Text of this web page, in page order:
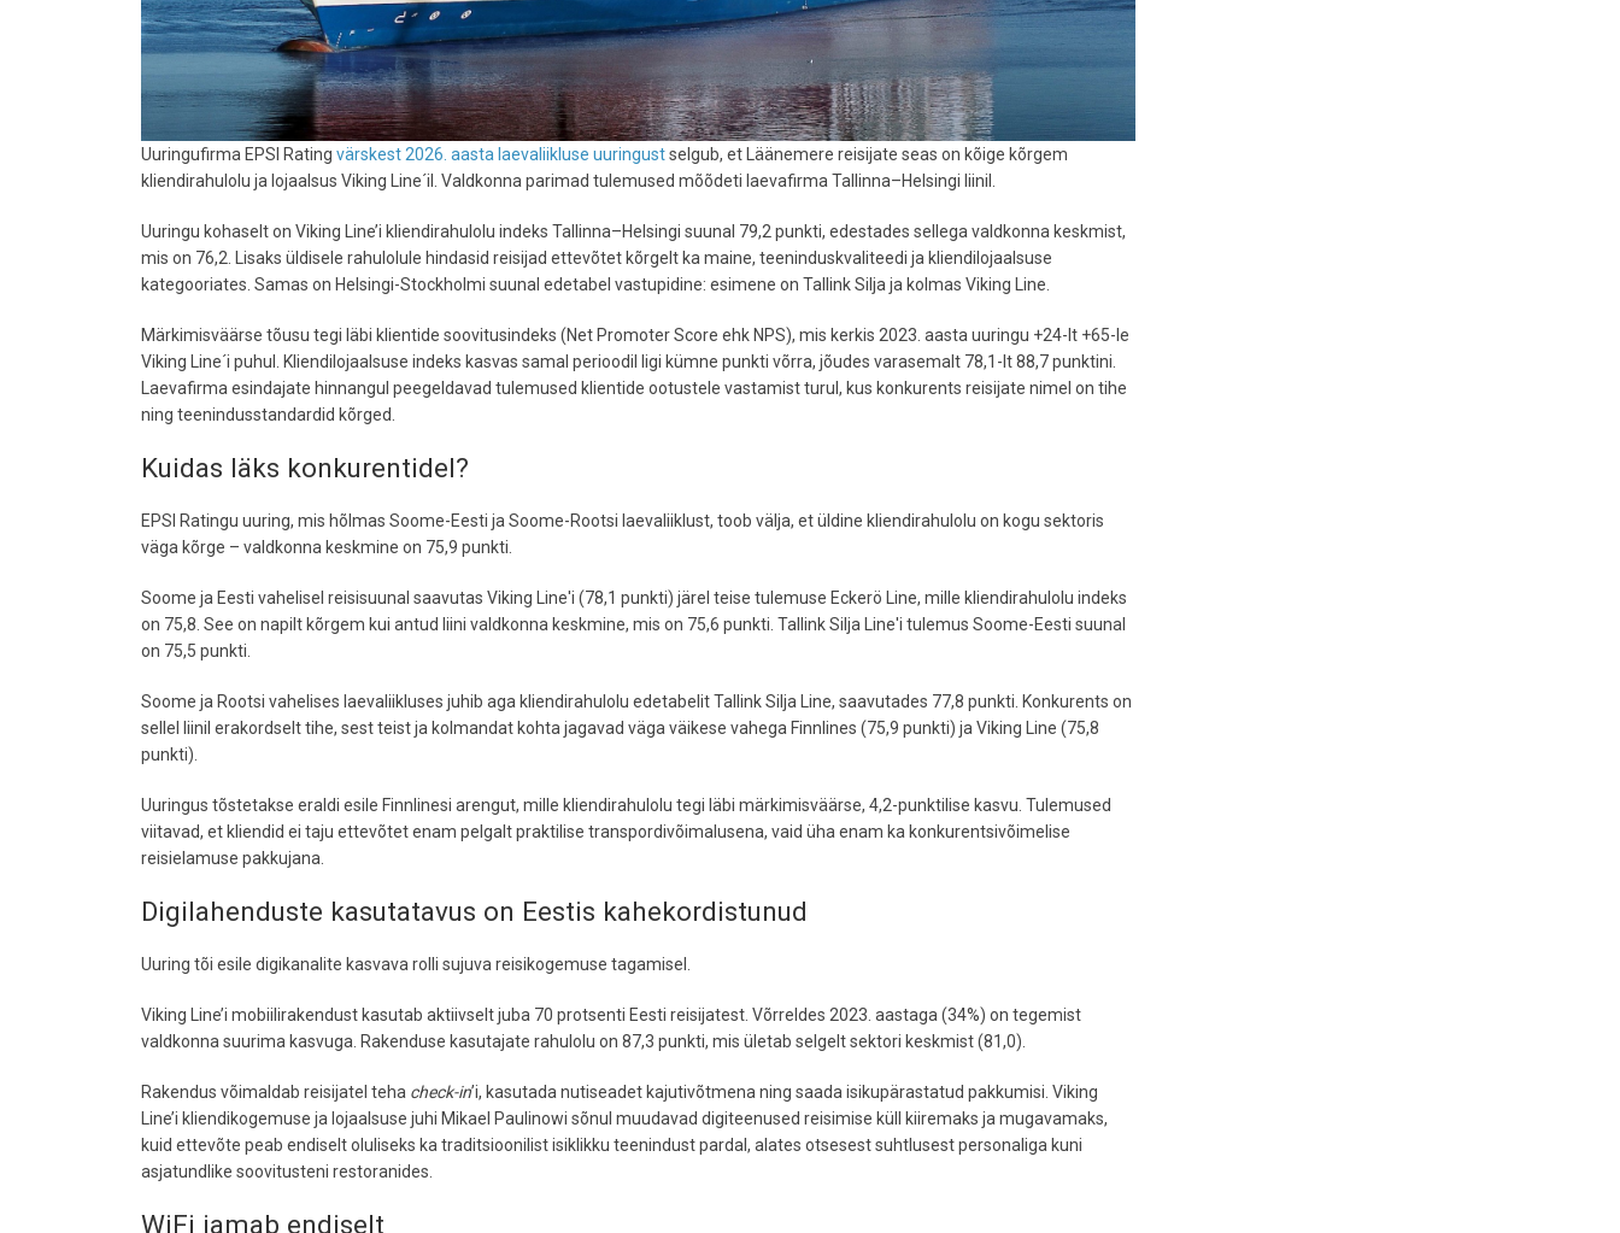
Uuringufirma EPSI Rating värskest 2026. aasta laevaliikluse uuringustselgub, et Läänemere reisijate seas on kõige kõrgem
kliendirahulolu ja lojaalsus Viking Line´il. Valdkonna parimad tulemused mõõdeti laevafirma Tallinna–Helsingi liinil.
Uuringu kohaselt on Viking Line’i kliendirahulolu indeks Tallinna–Helsingi suunal 79,2 punkti, edestades sellega valdkonna keskmist,
mis on 76,2. Lisaks üldisele rahulolule hindasid reisijad ettevõtet kõrgelt ka maine, teeninduskvaliteedi ja kliendilojaalsuse
kategooriates. Samas on Helsingi-Stockholmi suunal edetabel vastupidine: esimene on Tallink Silja ja kolmas Viking Line.
Märkimisväärse tõusu tegi läbi klientide soovitusindeks (Net Promoter Score ehk NPS), mis kerkis 2023. aasta uuringu +24-lt +65-le
Viking Line´i puhul. Kliendilojaalsuse indeks kasvas samal perioodil ligi kümne punkti võrra, jõudes varasemalt 78,1-lt 88,7 punktini.
Laevafirma esindajate hinnangul peegeldavad tulemused klientide ootustele vastamist turul, kus konkurents reisijate nimel on tihe
ning teenindusstandardid kõrged.
Kuidas läks konkurentidel?
EPSI Ratingu uuring, mis hõlmas Soome-Eesti ja Soome-Rootsi laevaliiklust, toob välja, et üldine kliendirahulolu on kogu sektoris
väga kõrge – valdkonna keskmine on 75,9 punkti.
Soome ja Eesti vahelisel reisisuunal saavutas Viking Line'i (78,1 punkti) järel teise tulemuse Eckerö Line, mille kliendirahulolu indeks
on 75,8. See on napilt kõrgem kui antud liini valdkonna keskmine, mis on 75,6 punkti. Tallink Silja Line'i tulemus Soome-Eesti suunal
on 75,5 punkti.
Soome ja Rootsi vahelises laevaliikluses juhib aga kliendirahulolu edetabelit Tallink Silja Line, saavutades 77,8 punkti. Konkurents on
sellel liinil erakordselt tihe, sest teist ja kolmandat kohta jagavad väga väikese vahega Finnlines (75,9 punkti) ja Viking Line (75,8
punkti).
Uuringus tõstetakse eraldi esile Finnlinesi arengut, mille kliendirahulolu tegi läbi märkimisväärse, 4,2-punktilise kasvu. Tulemused
viitavad, et kliendid ei taju ettevõtet enam pelgalt praktilise transpordivõimalusena, vaid üha enam ka konkurentsivõimelise
reisielamuse pakkujana.
Digilahenduste kasutatavus on Eestis kahekordistunud
Uuring tõi esile digikanalite kasvava rolli sujuva reisikogemuse tagamisel.
Viking Line’i mobiilirakendust kasutab aktiivselt juba 70 protsenti Eesti reisijatest. Võrreldes 2023. aastaga (34%) on tegemist
valdkonna suurima kasvuga. Rakenduse kasutajate rahulolu on 87,3 punkti, mis ületab selgelt sektori keskmist (81,0).
Rakendus võimaldab reisijatel teha check-in’i, kasutada nutiseadet kajutivõtmena ning saada isikupärastatud pakkumisi. Viking
Line’i kliendikogemuse ja lojaalsuse juhi Mikael Paulinowi sõnul muudavad digiteenused reisimise küll kiiremaks ja mugavamaks,
kuid ettevõte peab endiselt oluliseks ka traditsioonilist isiklikku teenindust pardal, alates otsesest suhtlusest personaliga kuni
asjatundlike soovitusteni restoranides.
WiFi jamab endiselt